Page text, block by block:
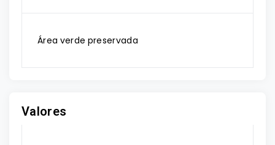
Área verde preservada
Valores